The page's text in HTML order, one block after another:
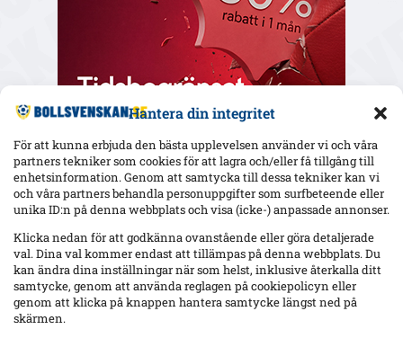
Hantera din integritet
För att kunna erbjuda den bästa upplevelsen använder vi och våra
partners tekniker som cookies för att lagra och/eller få tillgång till
enhetsinformation. Genom att samtycka till dessa tekniker kan vi
och våra partners behandla personuppgifter som surfbeteende eller
unika ID:n på denna webbplats och visa (icke-) anpassade annonser.
Klicka nedan för att godkänna ovanstående eller göra detaljerade
val. Dina val kommer endast att tillämpas på denna webbplats. Du
kan ändra dina inställningar när som helst, inklusive återkalla ditt
samtycke, genom att använda reglagen på cookiepolicyn eller
genom att klicka på knappen hantera samtycke längst ned på
skärmen.
Senaste
bortdömt och Rydström hyllas inför returen
Isak Dahlqvist hattrick – Tromsø 5–0 borta mot CFR Cluj i